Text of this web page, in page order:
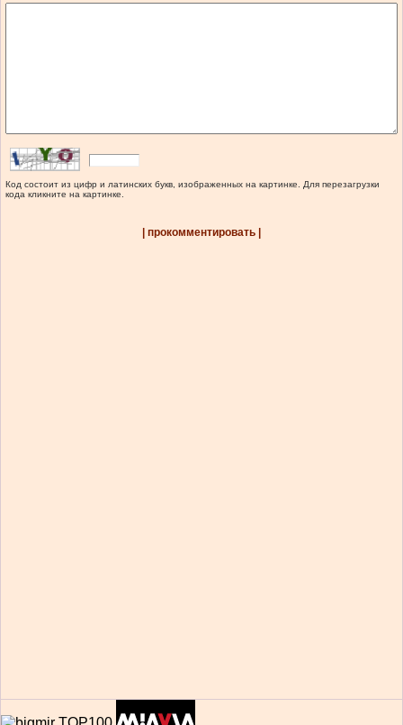
Код состоит из цифр и латинских букв, изображенных на картинке. Для перезагрузки
кода кликните на картинке.
| прокомментировать |